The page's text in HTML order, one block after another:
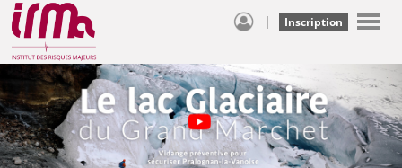
| Inscription